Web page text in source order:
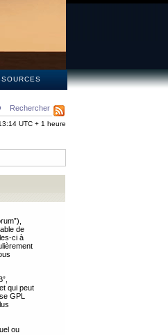
Rechercher
UTC + 1 heure
de
ci à
qui peut
GPL
ou